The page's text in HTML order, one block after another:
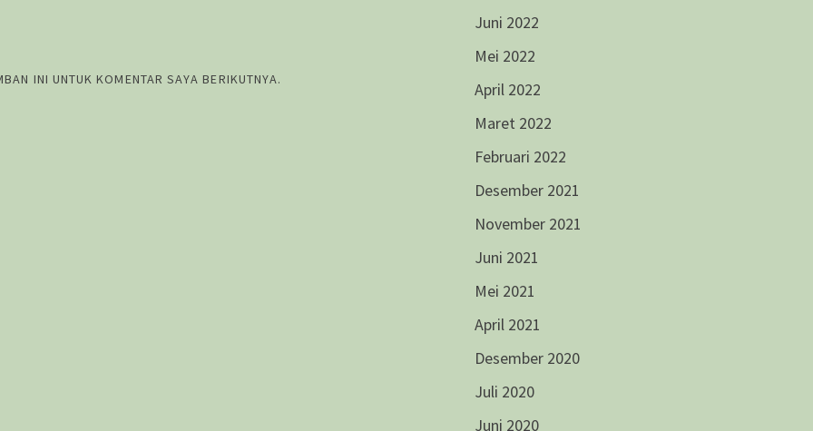
INI UNTUK KOMENTAR SAYA BERIKUTNYA.
Juni 2022
Mei 2022
April 2022
Maret 2022
Februari 2022
Desember 2021
November 2021
Juni 2021
Mei 2021
April 2021
Desember 2020
Juli 2020
Juni 2020